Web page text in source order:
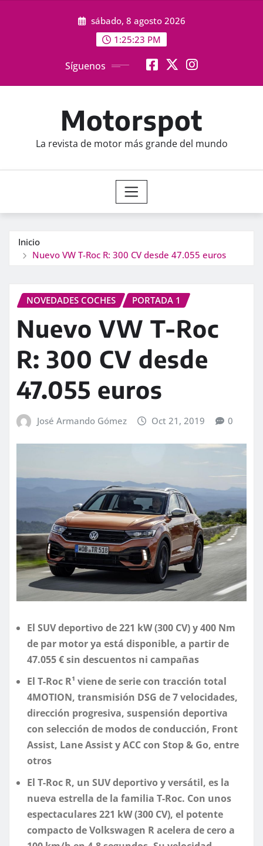
sábado, 8 agosto 2026
1:25:25 PM
Síguenos
Motorspot
La revista de motor más grande del mundo
Inicio
Nuevo VW T-Roc R: 300 CV desde 47.055 euros
NOVEDADES COCHES PORTADA 1
Nuevo VW T-Roc
R: 300 CV desde
47.055 euros
José Armando Gómez Oct 21, 2019 0
El SUV deportivo de 221 kW (300 CV) y 400 Nm
de par motor ya está disponible, a partir de
47.055 € sin descuentos ni campañas
El T-Roc R¹ viene de serie con tracción total
4MOTION, transmisión DSG de 7 velocidades,
dirección progresiva, suspensión deportiva
con selección de modos de conducción, Front
Assist, Lane Assist y ACC con Stop & Go, entre
otros
El T-Roc R, un SUV deportivo y versátil, es la
nueva estrella de la familia T-Roc. Con unos
espectaculares 221 kW (300 CV), el potente
compacto de Volkswagen R acelera de cero a